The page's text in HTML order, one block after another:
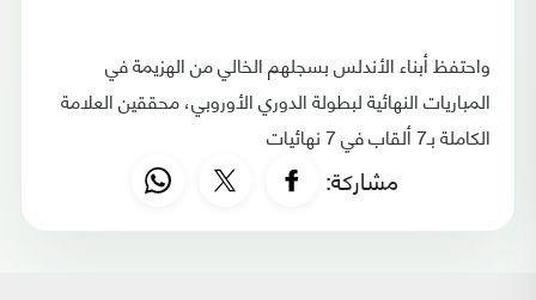
واحتفظ أبناء الأندلس بسجلهم الخالي من الهزيمة في
المباريات النهائية لبطولة الدوري الأوروبي، محققين العلامة
الكاملة بـ7 ألقاب في 7 نهائيات
مشاركة: